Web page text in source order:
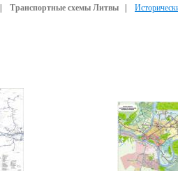
Транспортные схемы Литвы